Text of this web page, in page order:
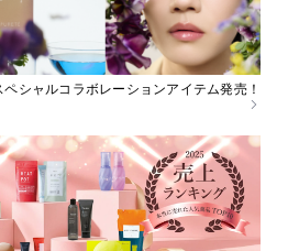
シャルコラボレーションアイテム発売！